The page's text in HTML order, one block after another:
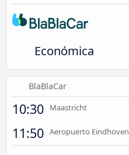
Económica
BlaBlaCar
10:30 Maastricht
11:50 Aeropuerto Eindhoven